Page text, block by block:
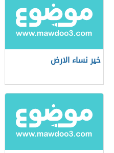
خير نساء الارض